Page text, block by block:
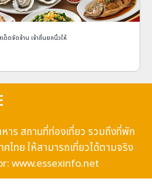
ดจัดจ้าน เจ้าถิ่นยกนิ้วให้
หาร สถานที่ท่องเที่ยว รวมถึงที่พัก
ศไทย ให้สามารถเที่ยวได้ตามจริง
www.essexinfo.net